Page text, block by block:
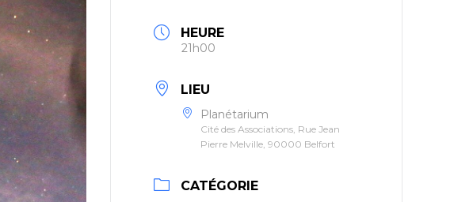
HEURE
21h00
LIEU
Planétarium
Cité des Associations, Rue Jean
Pierre Melville, 90000 Belfort
CATÉGORIE